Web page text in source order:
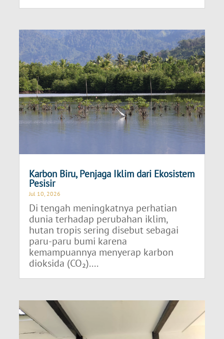
Karbon Biru, Penjaga Iklim dari Ekosistem
Pesisir
Jul 10, 2026
Di tengah meningkatnya perhatian
dunia terhadap perubahan iklim,
hutan tropis sering disebut sebagai
paru-paru bumi karena
kemampuannya menyerap karbon
dioksida (CO₂)....